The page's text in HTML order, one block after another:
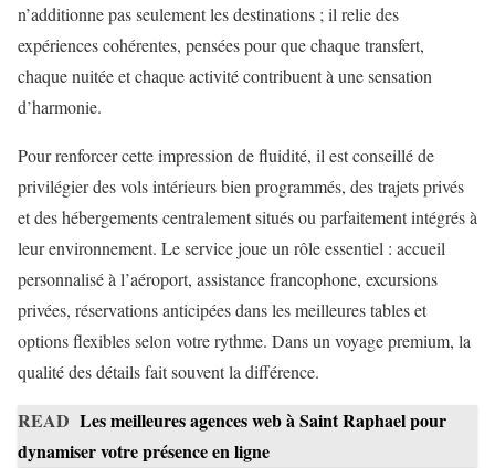
n’additionne pas seulement les destinations ; il relie des
expériences cohérentes, pensées pour que chaque transfert,
chaque nuitée et chaque activité contribuent à une sensation
d’harmonie.
Pour renforcer cette impression de fluidité, il est conseillé de
privilégier des vols intérieurs bien programmés, des trajets privés
et des hébergements centralement situés ou parfaitement intégrés à
leur environnement. Le service joue un rôle essentiel : accueil
personnalisé à l’aéroport, assistance francophone, excursions
privées, réservations anticipées dans les meilleures tables et
options flexibles selon votre rythme. Dans un voyage premium, la
qualité des détails fait souvent la différence.
READ Les meilleures agences web à Saint Raphael pour
dynamiser votre présence en ligne